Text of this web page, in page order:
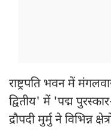
राष्ट्रपति भवन में
द्वितीय' में 'पद्म
द्रौपदी मुर्मु ने विभिन्न